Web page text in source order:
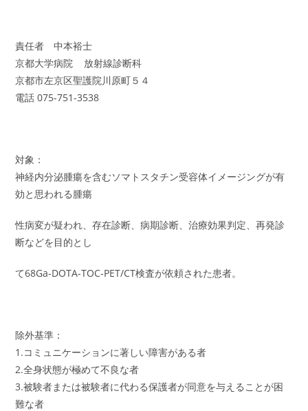
責任者 中本裕士
京都大学病院 放射線診断科
京都市左京区聖護院川原町５４
電話 075-751-3538
対象：
神経内分泌腫瘍を含むソマトスタチン受容体イメージングが有
効と思われる腫瘍
性病変が疑われ、存在診断、病期診断、治療効果判定、再発診
断などを目的とし
て68Ga-DOTA-TOC-PET/CT検査が依頼された患者。
除外基準：
1.コミュニケーションに著しい障害がある者
2.全身状態が極めて不良な者
3.被験者または被験者に代わる保護者が同意を与えることが困
難な者